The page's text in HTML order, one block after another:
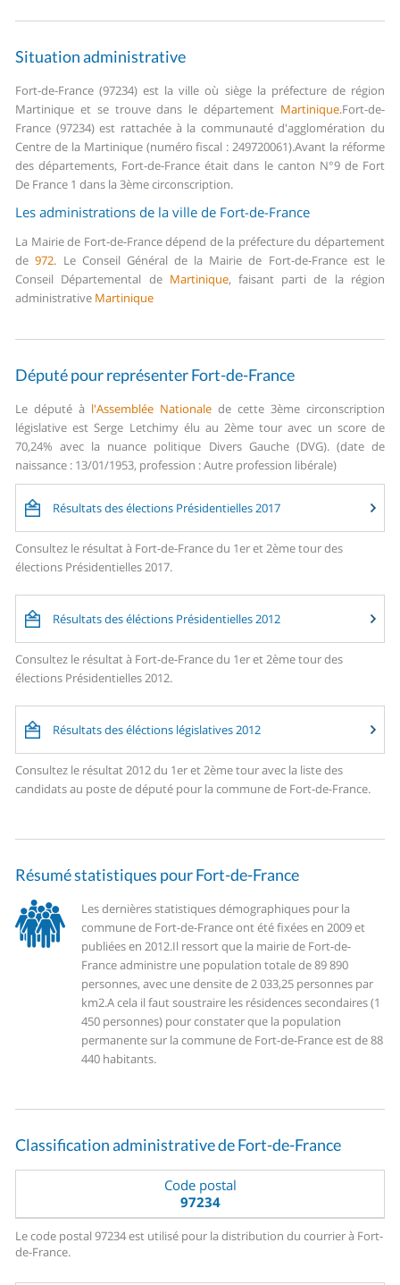
Situation administrative
Fort-de-France (97234) est la ville où siège la préfecture de région
Martinique et se trouve dans le département Martinique.Fort-de-
France (97234) est rattachée à la communauté d'agglomération du
Centre de la Martinique (numéro fiscal : 249720061).Avant la réforme
des départements, Fort-de-France était dans le canton N°9 de Fort
De France 1 dans la 3ème circonscription.
Les administrations de la ville de Fort-de-France
La Mairie de Fort-de-France dépend de la préfecture du département
de972. Le Conseil Général de la Mairie de Fort-de-France est le
Conseil Départemental de Martinique, faisant parti de la région
administrative Martinique
Député pour représenter Fort-de-France
Le député à l'Assemblée Nationale de cette 3ème circonscription
législative est Serge Letchimy élu au 2ème tour avec un score de
70,24% avec la nuance politique Divers Gauche (DVG). (date de
naissance : 13/01/1953, profession : Autre profession libérale)
Résultats des élections Présidentielles 2017
Consultez le résultat à Fort-de-France du 1er et 2ème tour des
élections Présidentielles 2017.
Résultats des éléctions Présidentielles 2012
Consultez le résultat à Fort-de-France du 1er et 2ème tour des
élections Présidentielles 2012.
Résultats des éléctions législatives 2012
Consultez le résultat 2012 du 1er et 2ème tour avec la liste des
candidats au poste de député pour la commune de Fort-de-France.
Résumé statistiques pour Fort-de-France
Les dernières statistiques démographiques pour la
commune de Fort-de-France ont été fixées en 2009 et
publiées en 2012.Il ressort que la mairie de Fort-de-
France administre une population totale de 89 890
personnes, avec une densite de 2 033,25 personnes par
km2.A cela il faut soustraire les résidences secondaires (1
450 personnes) pour constater que la population
permanente sur la commune de Fort-de-France est de 88
440 habitants.
Classification administrative de Fort-de-France
Code postal
97234
Le code postal 97234 est utilisé pour la distribution du courrier à Fort-
de-France.